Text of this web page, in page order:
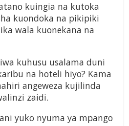
kuingia na kutoka
kuondoka na pikipiki
wala kuonekana na
kuhusu usalama duni
na hoteli hiyo? Kama
angeweza kujilinda
zaidi.
yuko nyuma ya mpango